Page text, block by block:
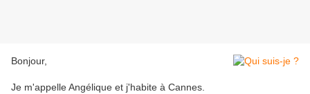
Bonjour,
Je m'appelle Angélique et j'habite à Cannes.